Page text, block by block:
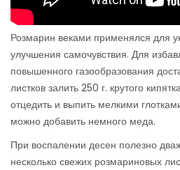
Розмарин веками применялся для
улучшения самочувствия. Для
повышенного газообразования
листков залить 250 г. крутого
отцедить и выпить мелкими
можно добавить немного меда.
При воспалении десен полезно
несколько свежих розмариновых